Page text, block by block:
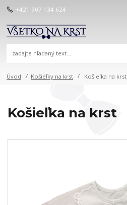
+421 907 134 624
Úvod Košieľky na krst Košieľka na krst
Košieľka na krst